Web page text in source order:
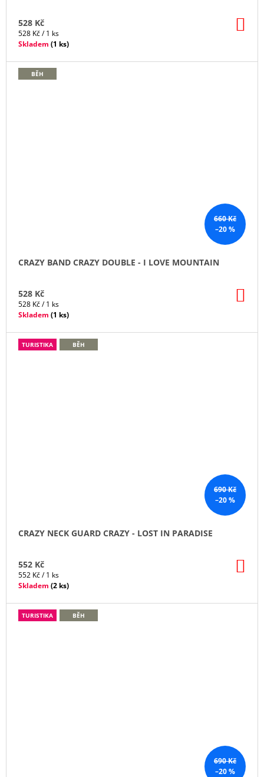
528 Kč
Měrná
cena:
528 Kč / 1 ks
Skladem (1 ks)
660 Kč
–20 %
BĚH
CRAZY BAND CRAZY DOUBLE - I LOVE MOUNTAIN
528 Kč
Měrná
cena:
528 Kč / 1 ks
Skladem (1 ks)
690 Kč
–20 %
TURISTIKA BĚH
CRAZY NECK GUARD CRAZY - LOST IN PARADISE
552 Kč
Měrná
cena:
552 Kč / 1 ks
Skladem (2 ks)
690 Kč
–20 %
TURISTIKA BĚH